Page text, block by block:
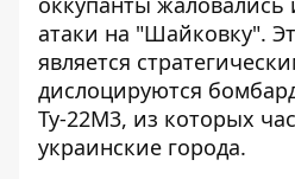
атаки на "Шайковку".
является
дислоцируются
Ту-22М3, из которых
украинские города.